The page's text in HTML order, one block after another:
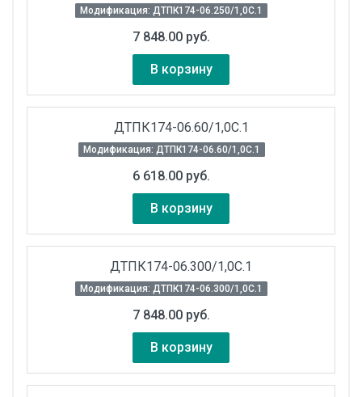
Модификация: ДТПК174-06.250/1,0С.1
7 848.00 руб.
В корзину
ДТПК174-06.60/1,0С.1
Модификация: ДТПК174-06.60/1,0С.1
6 618.00 руб.
В корзину
ДТПК174-06.300/1,0С.1
Модификация: ДТПК174-06.300/1,0С.1
7 848.00 руб.
В корзину